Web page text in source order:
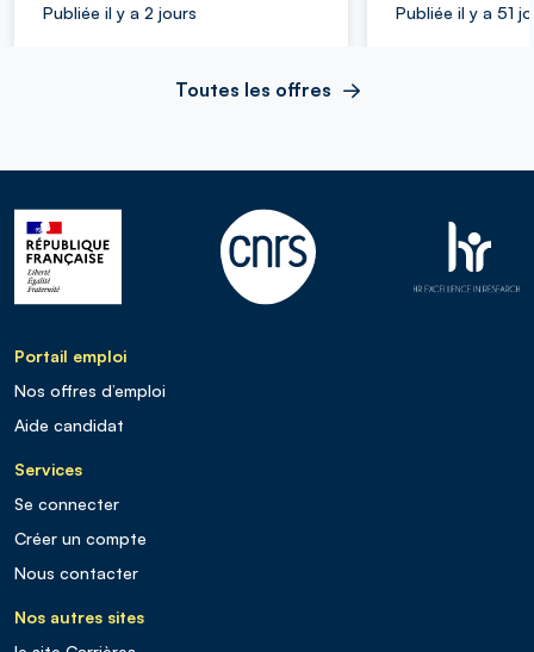
Publiée il y a 2 jours Publiée il y a 51
Toutes les offres
Portail emploi
Nos offres d’emploi
Aide candidat
Services
Se connecter
Créer un compte
Nous contacter
Nos autres sites